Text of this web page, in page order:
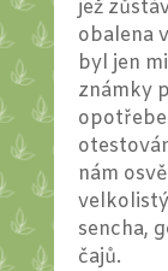
jež
obalena
byl jen
známky
nám
sencha,
čajů.